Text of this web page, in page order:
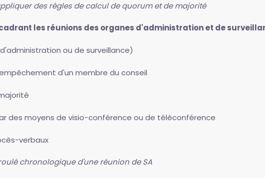
des règles de calcul de quorum et de majorité
les réunions des organes d'administration et de
ou de surveillance)
d'un membre du conseil
des moyens de visio-conférence ou de téléconférence
verbaux
chronologique d'une réunion de SA